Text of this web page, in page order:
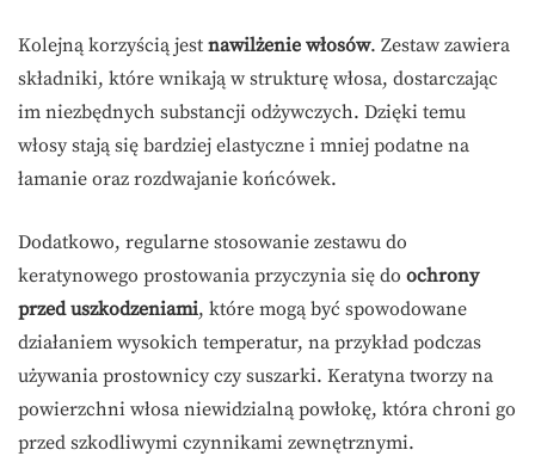
Kolejną korzyścią jest nawilżenie włosów. Zestaw zawiera
składniki, które wnikają w strukturę włosa, dostarczając
im niezbędnych substancji odżywczych. Dzięki temu
włosy stają się bardziej elastyczne i mniej podatne na
łamanie oraz rozdwajanie końcówek.
Dodatkowo, regularne stosowanie zestawu do
keratynowego prostowania przyczynia się do ochrony
przed uszkodzeniami, które mogą być spowodowane
działaniem wysokich temperatur, na przykład podczas
używania prostownicy czy suszarki. Keratyna tworzy na
powierzchni włosa niewidzialną powłokę, która chroni go
przed szkodliwymi czynnikami zewnętrznymi.